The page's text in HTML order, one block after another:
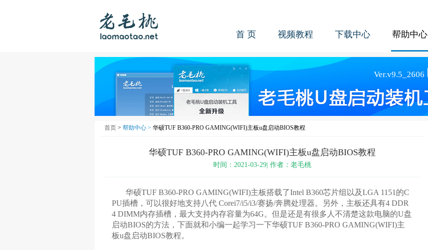
首 页 视频教程 下载中心 帮助中心
首页 > 帮助中心 > 华硕TUF B360-PRO GAMING(WIFI)主板u盘启动BIOS教程
华硕TUF B360-PRO GAMING(WIFI)主板u盘启动BIOS教程
时间：2021-03-29| 作者：老毛桃
华硕TUF B360-PRO GAMING(WIFI)主板搭载了Intel B360芯片组以及LGA 1151的C
PU插槽，可以很好地支持八代 Corei7/i5/i3/赛扬/奔腾处理器。另外，主板还具有4 DDR
4 DIMM内存插槽，最大支持内存容量为64G。但是还是有很多人不清楚这款电脑的U盘
启动BIOS的方法，下面就和小编一起学习一下华硕TUF B360-PRO GAMING(WIFI)主
板u盘启动BIOS教程。